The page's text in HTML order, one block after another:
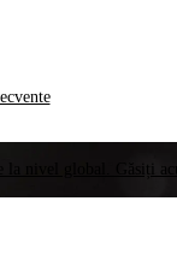
nivel global. Găsiți